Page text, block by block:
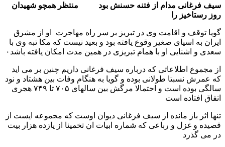
سیف فرغانی مدام از فتنه حسنش بود منتظر همچو شهیدان
روز رستاخیز را
گویا توقف و اقامت وی در تبریز بر سر راه مهاجرت او از مشرق
ایران به اسیای صغیر وقوع یافته بود و بعید نیست که مکا تبه وی با
سعدی و اشنایی او با همام تبریزی در همین مدت امکان یافته باشد۰
از مجموع اطلاعاتی که درباره سیف فرغانی داریم چنین بر می اید
که عمرش نسبتا طولانی بوده و گویا به هنگام وفات بین هشتاد و نود
سالگی بوده است و احتمالا مرگش بین سالهای ۷۰۵ تا ۷۴۹ هجری
اتفاق افتاده است
تنها اثر باز مانده از سیف فرغانی دیوان اوست که مجموعه ایست از
قصیده و غزل و رباعی که شماره ابیات ان تخمینا از یازده هزار بیت
در می گذرد